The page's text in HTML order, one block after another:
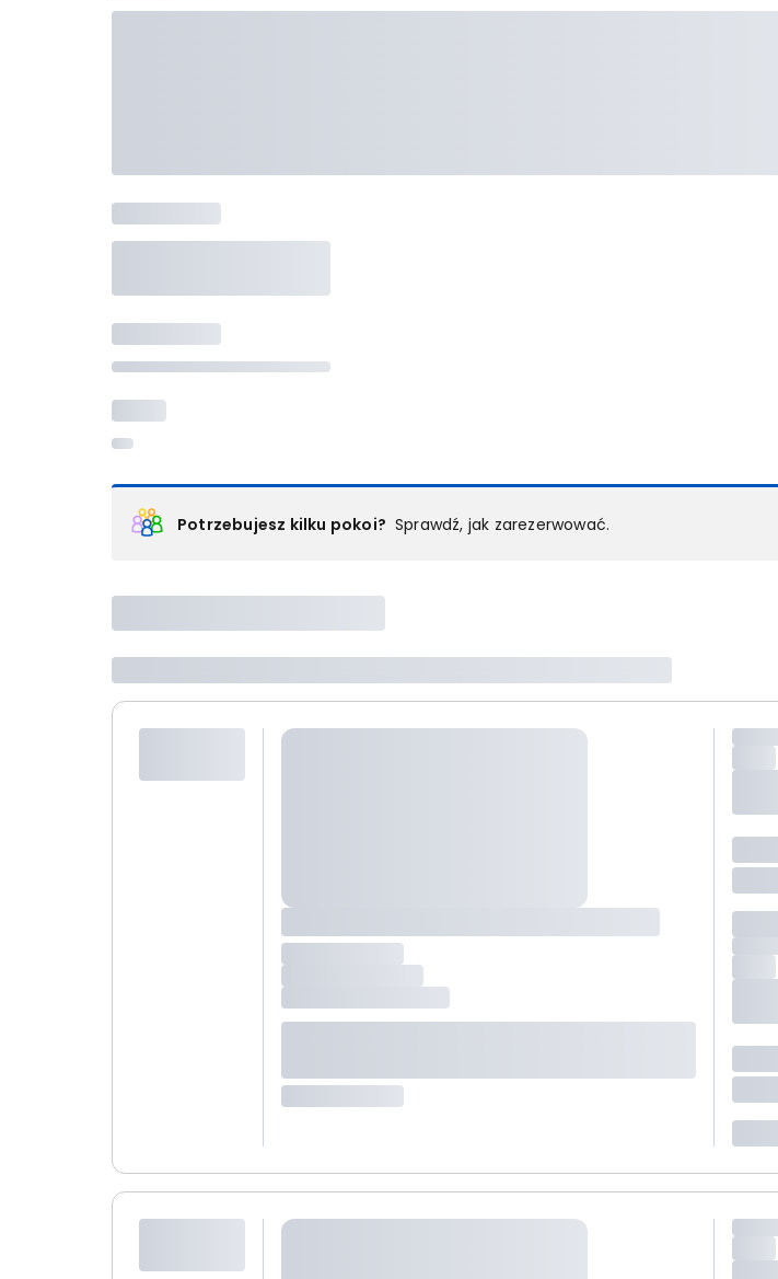
Potrzebujesz kilku pokoi? Sprawdź, jak zarezerwować.
Wybierz jedną z ofert z listy i zarezerwuj ją. Zrób oddzielne rezerwacje dla każdego kolejnego pokoju
lubskontaktuj się z nami,by złożyć zamówienie u naszego doradcy.
Maksymalna liczba uczestników
Jeśli nie możesz dodać kolejnych osób, osiągnąłeś(-aś) maksymalny limit dla 1 pokoju.